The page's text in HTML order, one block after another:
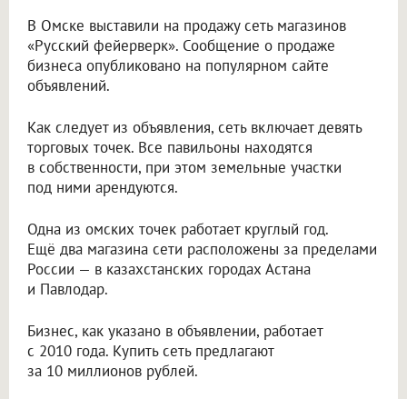
В Омске выставили на продажу сеть магазинов
«Русский фейерверк». Сообщение о продаже
бизнеса опубликовано на популярном сайте
объявлений.
Как следует из объявления, сеть включает девять
торговых точек. Все павильоны находятся
в собственности, при этом земельные участки
под ними арендуются.
Одна из омских точек работает круглый год.
Ещё два магазина сети расположены за пределами
России — в казахстанских городах Астана
и Павлодар.
Бизнес, как указано в объявлении, работает
с 2010 года. Купить сеть предлагают
за 10 миллионов рублей.